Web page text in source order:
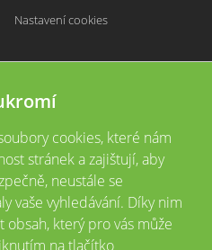
Nastavení cookies
Všechna práva vyhrazena
společností Realitní akademie České
cookies, které nám
stránek a zajištují, aby
neustále se
vaše vyhledávání. Díky nim
který pro vás může
na tlačítko